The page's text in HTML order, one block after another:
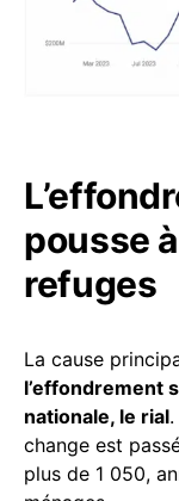
pousse
refuges
La cause
l’effondrement
nationale, le rial
change est
plus de 1 050,